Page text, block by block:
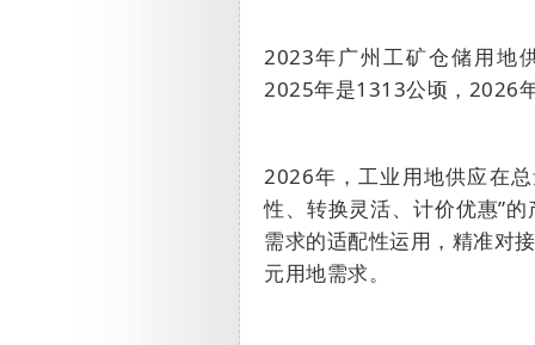
2023年广州工矿仓储用地
2025年是1313公顷， 2026
2026年，工业用地供应在
性、转换灵活、计价优惠”的
需求的适配性运用，精准对
元用地需求。